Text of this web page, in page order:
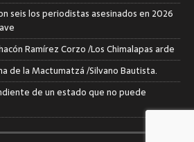
seis los periodistas asesinados en 2026
Ramírez Corzo /Los Chimalapas arde
de la Mactumatzá /Silvano Bautista.
de un estado que no puede